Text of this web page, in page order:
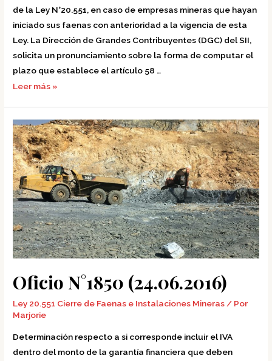
de la Ley N°20.551, en caso de empresas mineras que hayan
iniciado sus faenas con anterioridad a la vigencia de esta
Ley. La Dirección de Grandes Contribuyentes (DGC) del SII,
solicita un pronunciamiento sobre la forma de computar el
plazo que establece el artículo 58 …
Leer más »
Oficio N°1850 (24.06.2016)
Ley 20.551 Cierre de Faenas e Instalaciones Mineras / Por
Marjorie
Determinación respecto a si corresponde incluir el IVA
dentro del monto de la garantía financiera que deben
Oficio
N°1850
(24.06.2016)